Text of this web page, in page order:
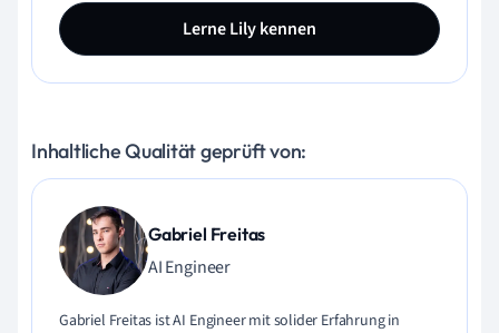
Lerne Lily kennen
Inhaltliche Qualität geprüft von:
Gabriel Freitas
AI Engineer
Gabriel Freitas ist AI Engineer mit solider Erfahrung in